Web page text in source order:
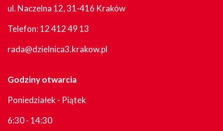
ul. Naczelna 12, 31-416 Kraków
Telefon:12 412 49 13
rada@dzielnica3.krakow.pl
Godziny otwarcia
Poniedziałek - Piątek
6:30 - 14:30